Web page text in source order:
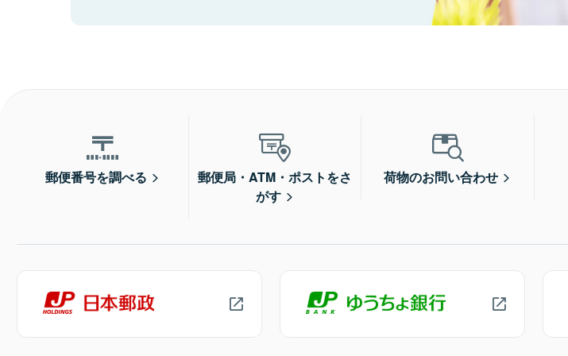
郵便番号を調べる
郵便局・ATM・ポストをさ
がす
荷物のお問い合わせ